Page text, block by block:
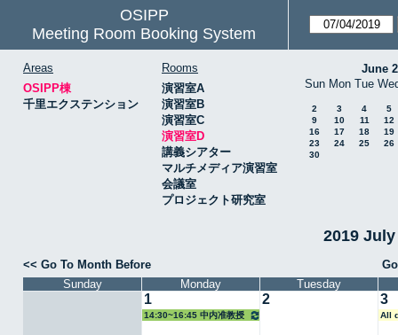
OSIPP
Meeting Room Booking System
Areas
OSIPP棟
千里エクステンション
Rooms
演習室A
演習室B
演習室C
演習室D
講義シアター
マルチメディア演習室
会議室
プロジェクト研究室
June
Sun Mon Tue
2 3 4
5
9
10 11
12
16
17 18
19
23
24 25
26
30
2019 July
<< Go To Month Before
Sunday
Monday Tuesday
1
14:30~16:45 中内准教授
2 3
All